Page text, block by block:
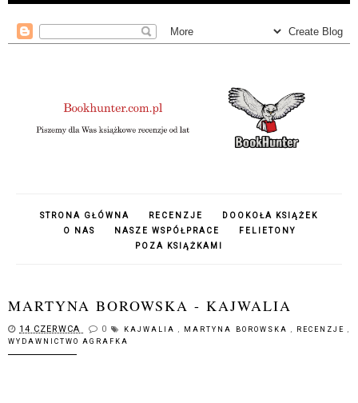
STRONA GŁÓWNA RECENZJE
DOOKOŁA KSIĄŻEK
O NAS
NASZE WSPÓŁPRACE
FELIETONY
POZA KSIĄŻKAMI
MARTYNA BOROWSKA - KAJWALIA
14 CZERWCA 0 KAJWALIA, MARTYNA BOROWSKA , RECENZJE,
WYDAWNICTWO AGRAFKA